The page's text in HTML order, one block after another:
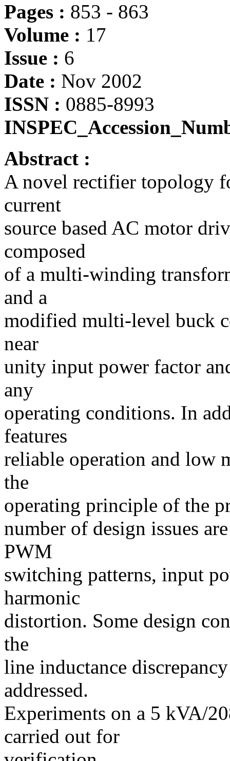
Pages : 853 - 863
Volume : 17
Issue : 6
Date : Nov 2002
ISSN : 0885-8993
Abstract :
A novel rectifier topology
current
source based AC motor
composed
of a multi-winding
and a
modified multi-level buck
near
unity input power factor
any
operating conditions. In
features
reliable operation and low
the
operating principle of the
number of design issues
PWM
switching patterns, input
harmonic
distortion. Some design
the
line inductance
addressed.
Experiments on a 5 kVA/
carried out for